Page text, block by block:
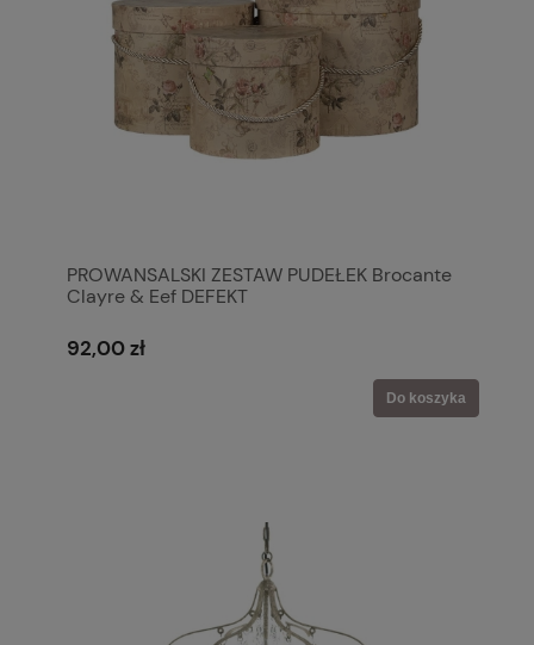
PROWANSALSKI ZESTAW PUDEŁEK Brocante
Clayre & Eef DEFEKT
92,00 zł
Do koszyka